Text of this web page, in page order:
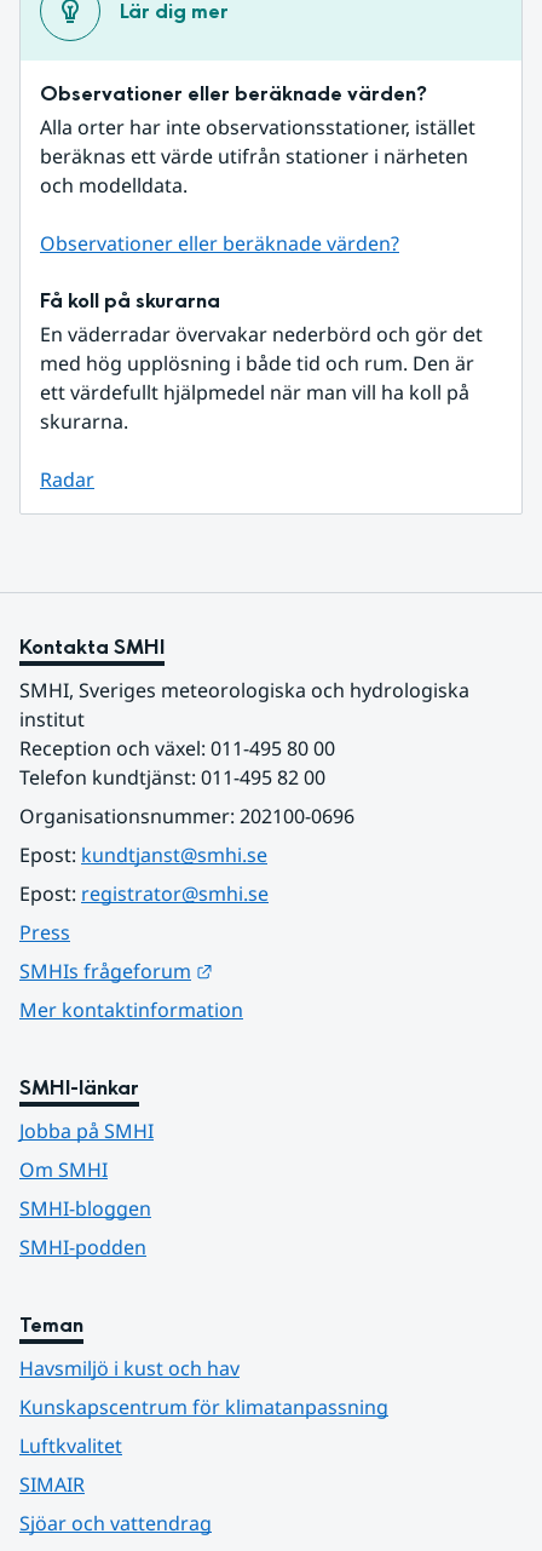
Lär dig mer
Observationer eller beräknade värden?
Alla orter har inte observationsstationer, istället
beräknas ett värde utifrån stationer i närheten
och modelldata.
Observationer eller beräknade värden?
Få koll på skurarna
En väderradar övervakar nederbörd och gör det
med hög upplösning i både tid och rum. Den är
ett värdefullt hjälpmedel när man vill ha koll på
skurarna.
Radar
Kontakta SMHI
SMHI, Sveriges meteorologiska och hydrologiska
institut
Reception och växel: 011-495 80 00
Telefon kundtjänst: 011-495 82 00
Organisationsnummer: 202100-0696
Epost: kundtjanst@smhi.se
Epost: registrator@smhi.se
Press
SMHIs frågeforum
Mer kontaktinformation
SMHI-länkar
Jobba på SMHI
Om SMHI
SMHI-bloggen
SMHI-podden
Teman
Havsmiljö i kust och hav
Kunskapscentrum för klimatanpassning
Luftkvalitet
SIMAIR
Sjöar och vattendrag